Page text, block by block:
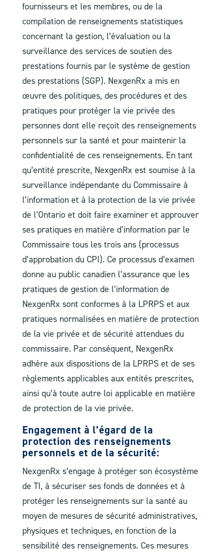
fournisseurs et les membres, ou de la
compilation de renseignements statistiques
concernant la gestion, l’évaluation ou la
surveillance des services de soutien des
prestations fournis par le système de gestion
des prestations (SGP). NexgenRx a mis en
œuvre des politiques, des procédures et des
pratiques pour protéger la vie privée des
personnes dont elle reçoit des renseignements
personnels sur la santé et pour maintenir la
confidentialité de ces renseignements. En tant
qu’entité prescrite, NexgenRx est soumise à la
surveillance indépendante du Commissaire à
l’information et à la protection de la vie privée
de l’Ontario et doit faire examiner et approuver
ses pratiques en matière d’information par le
Commissaire tous les trois ans (processus
d’approbation du CPI). Ce processus d’examen
donne au public canadien l’assurance que les
pratiques de gestion de l’information de
NexgenRx sont conformes à la LPRPS et aux
pratiques normalisées en matière de protection
de la vie privée et de sécurité attendues du
commissaire. Par conséquent, NexgenRx
adhère aux dispositions de la LPRPS et de ses
règlements applicables aux entités prescrites,
ainsi qu’à toute autre loi applicable en matière
de protection de la vie privée.
Engagement à l’égard de la
protection des renseignements
personnels et de la sécurité:
NexgenRx s’engage à protéger son écosystème
de TI, à sécuriser ses fonds de données et à
protéger les renseignements sur la santé au
moyen de mesures de sécurité administratives,
physiques et techniques, en fonction de la
sensibilité des renseignements. Ces mesures